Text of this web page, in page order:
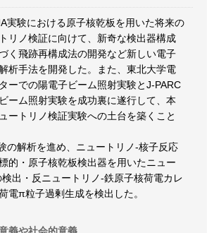
実験における原子核乾板を用いた将来の
リノ検証に向けて、新奇な検出器構成
く飛跡再構成法の開発など新しい電子
析手法を開発した。また、東北大学電
ーでの陽電子ビーム照射実験とJ-PARC
ーム照射実験を成功裏に遂行して、本
ートリノ検証実験への土台を築くこと
の解析を進め、ニュートリノ-核子反応
的・原子核乾板検出器を用いたニュー
検出・反ニュートリノ-鉄原子核荷電カレ
電π粒子過剰生成を検出した。